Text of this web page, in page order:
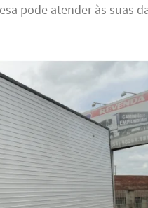
pode atender às suas